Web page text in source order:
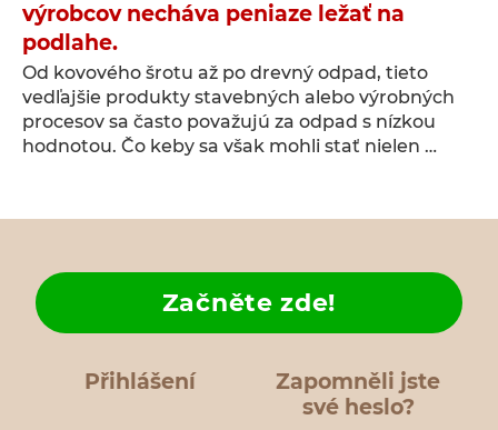
výrobcov necháva peniaze ležať na
podlahe.
Od kovového šrotu až po drevný odpad, tieto
vedľajšie produkty stavebných alebo výrobných
procesov sa často považujú za odpad s nízkou
hodnotou. Čo keby sa však mohli stať nielen …
Přihlášení
Zapomněli jste
své heslo?
Začněte zde!